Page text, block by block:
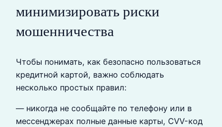
минимизировать риски
мошенничества
Чтобы понимать, как безопасно пользоваться
кредитной картой, важно соблюдать
несколько простых правил:
— никогда не сообщайте по телефону или в
мессенджерах полные данные карты, CVV-код